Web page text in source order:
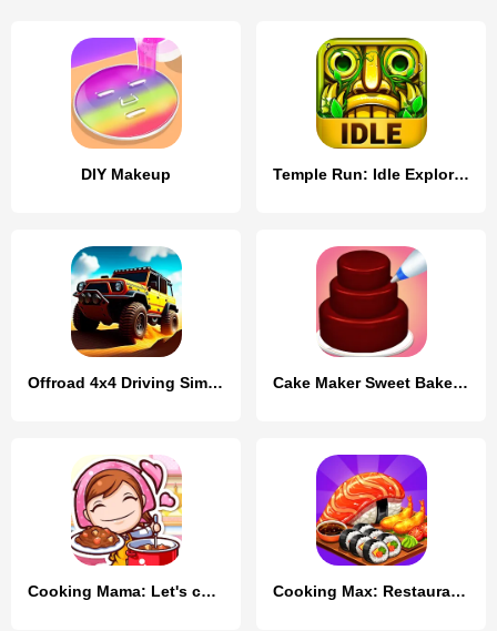
DIY Makeup Temple Run: Idle Explorers
Offroad 4x4 Driving Simulator Cake Maker Sweet Bakery Games
Cooking Mama: Let's cook! Cooking Max: Restaurant Games